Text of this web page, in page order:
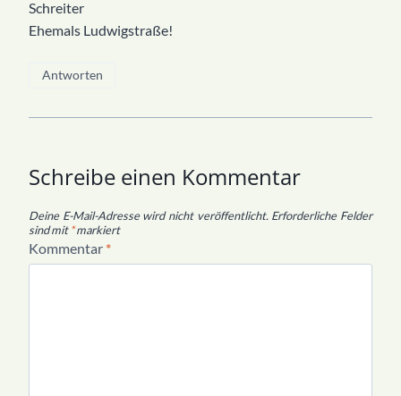
Schreiter
Ehemals Ludwigstraße!
Antworten
Schreibe einen Kommentar
Deine E-Mail-Adresse wird nicht veröffentlicht. Erforderliche Felder
sind mit*markiert
Kommentar *